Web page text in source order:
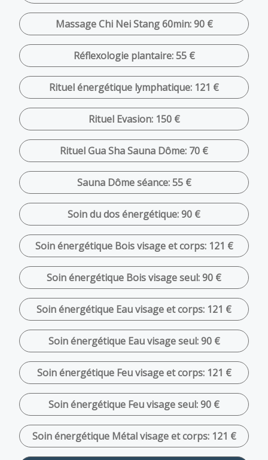
Massage Chi Nei Stang 60min: 90 €
Réflexologie plantaire: 55 €
Rituel énergétique lymphatique: 121 €
Rituel Evasion: 150 €
Rituel Gua Sha Sauna Dôme: 70 €
Sauna Dôme séance: 55 €
Soin du dos énergétique: 90 €
Soin énergétique Bois visage et corps: 121 €
Soin énergétique Bois visage seul: 90 €
Soin énergétique Eau visage et corps: 121 €
Soin énergétique Eau visage seul: 90 €
Soin énergétique Feu visage et corps: 121 €
Soin énergétique Feu visage seul: 90 €
Soin énergétique Métal visage et corps: 121 €